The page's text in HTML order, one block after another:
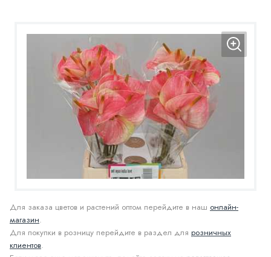
Для заказа цветов и растений оптом перейдите в наш онлайн-
магазин.
Для покупки в розницу перейдите в раздел для розничных
клиентов.